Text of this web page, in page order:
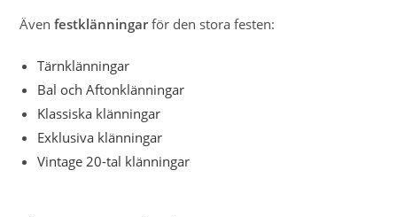
Ävenfestklänningarför den stora festen:
Tärnklänningar
Bal och Aftonklänningar
Klassiska klänningar
Exklusiva klänningar
Vintage 20-tal klänningar